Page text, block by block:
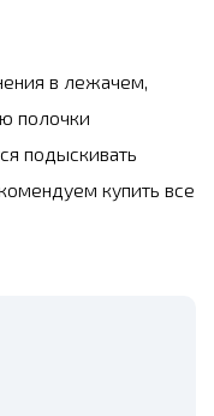
в лежачем,
полочки
подыскивать
купить все